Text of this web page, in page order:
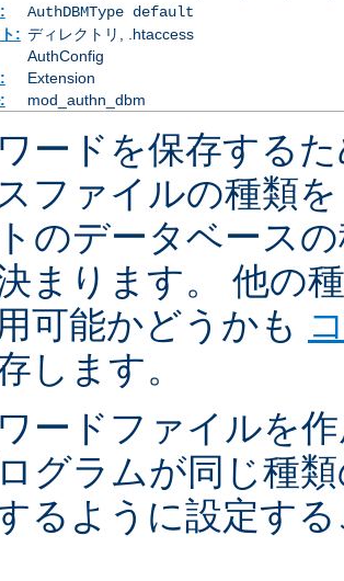
AuthDBMType default
: ディレクトリ, .htaccess
AuthConfig
Extension
mod_authn_dbm
ードを保存する
ファイルの種類
のデータベース
まります。 他の
可能かどうかも
します。
ードファイルを
グラムが同じ種
るように設定す